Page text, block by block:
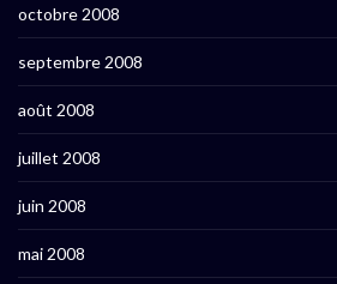
octobre 2008
septembre 2008
août 2008
juillet 2008
juin 2008
mai 2008